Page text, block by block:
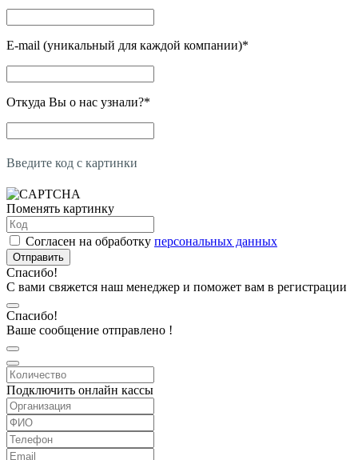
E-mail (уникальный для каждой компании)*
Откуда Вы о нас узнали?*
Введите код с картинки
Поменять картинку
Согласен на обработку персональных данных
Отправить
Спасибо!
С вами свяжется наш менеджер и поможет вам в регистрации
Спасибо!
Ваше сообщение отправлено !
Подключить онлайн кассы